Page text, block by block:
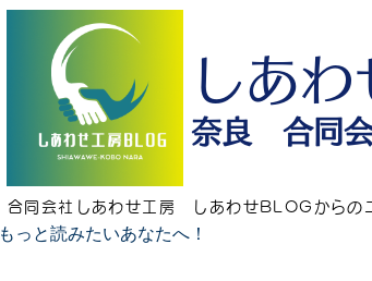
しあ
奈良 合同
合同会社しあわせ工房 しあわせBLOGからの
もっと読みたいあなたへ！